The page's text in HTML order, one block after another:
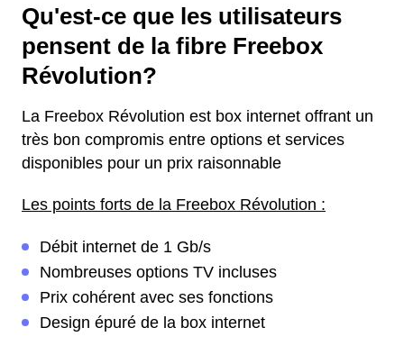
Qu'est-ce que les utilisateurs
pensent de la fibre Freebox
Révolution?
La Freebox Révolution est box internet offrant un
très bon compromis entre options et services
disponibles pour un prix raisonnable
Les points forts de la Freebox Révolution :
Débit internet de 1 Gb/s
Nombreuses options TV incluses
Prix cohérent avec ses fonctions
Design épuré de la box internet